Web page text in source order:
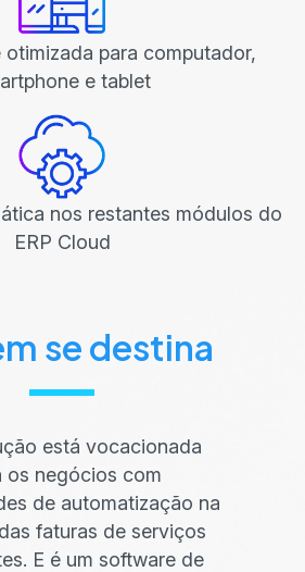
para computador,
e tablet
nos restantes módulos do
ERP Cloud
se destina
está vocacionada
os negócios com
de automatização na
faturas de serviços
E é um software de